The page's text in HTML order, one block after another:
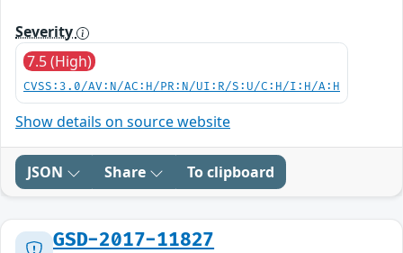
Severity
7.5 (High)
CVSS:3.0/AV:N/AC:H/PR:N/UI:R/S:U/C:H/I:H/A:H
Show details on source website
JSON Share To clipboard
GSD-2017-11827